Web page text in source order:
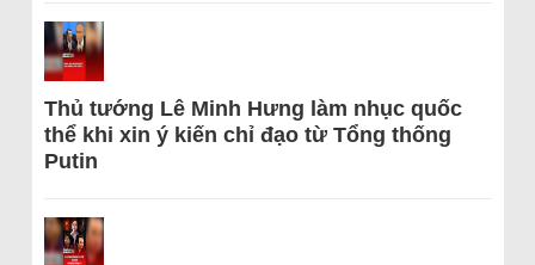
Thủ tướng Lê Minh Hưng làm nhục quốc
thể khi xin ý kiến chỉ đạo từ Tổng thống
Putin